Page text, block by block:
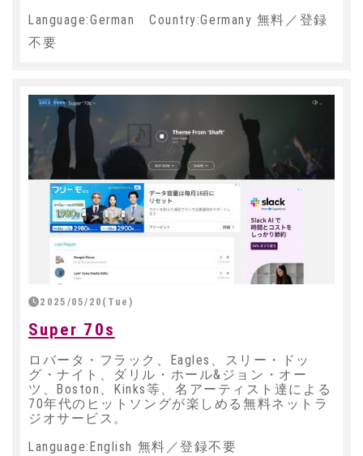
Language:German Country:Germany 無料／登録
不要
2025/05/20(Tue)
Super 70s
ロバータ・フラック、Eagles、スリー・ドッ
グ・ナイト、ダリル・ホール&ジョン・オー
ツ、Boston、Kinks等、名アーティスト達による
70年代のヒットソングが楽しめる無料ネットラ
ジオサービス。
Language:English 無料／登録不要